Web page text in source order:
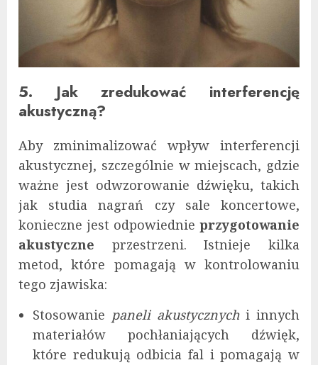
5. Jak zredukować interferencję
akustyczną?
Aby zminimalizować wpływ interferencji
akustycznej, szczególnie w miejscach, gdzie
ważne jest odwzorowanie dźwięku, takich
jak studia nagrań czy sale koncertowe,
konieczne jest odpowiednie przygotowanie
akustyczne przestrzeni. Istnieje kilka
metod, które pomagają w kontrolowaniu
tego zjawiska:
Stosowanie paneli akustycznychi innych
materiałów pochłaniających dźwięk,
które redukują odbicia fal i pomagają w